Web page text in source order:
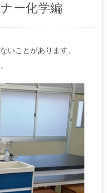
ー化学編
いことがあります。